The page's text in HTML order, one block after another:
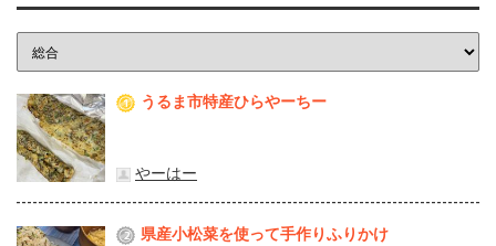
1 うるま市特産ひらやーちー
やーはー
2 県産⼩松菜を使って⼿作りふりかけ